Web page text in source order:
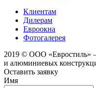
Клиентам
Дилерам
Евроокна
Фотогалерея
2019 © ООО «Евростиль»
и алюминиевых
Оставить заявку
Имя